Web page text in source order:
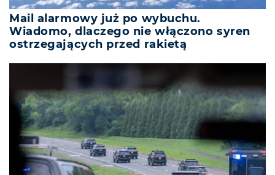
Mail alarmowy już po wybuchu.
Wiadomo, dlaczego nie włączono syren
ostrzegających przed rakietą